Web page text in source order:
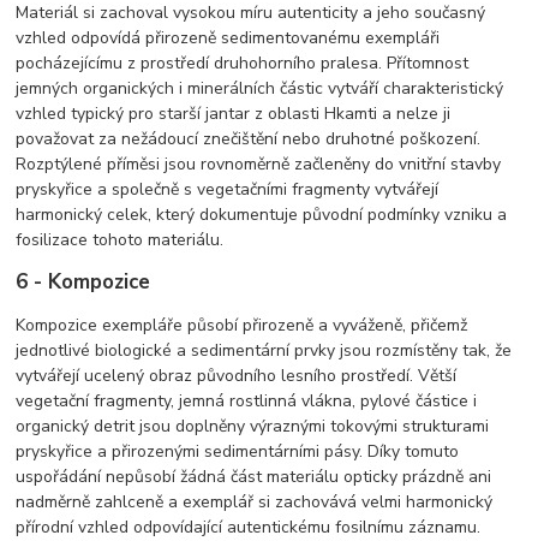
Materiál si zachoval vysokou míru autenticity a jeho současný
vzhled odpovídá přirozeně sedimentovanému exempláři
pocházejícímu z prostředí druhohorního pralesa. Přítomnost
jemných organických i minerálních částic vytváří charakteristický
vzhled typický pro starší jantar z oblasti Hkamti a nelze ji
považovat za nežádoucí znečištění nebo druhotné poškození.
Rozptýlené příměsi jsou rovnoměrně začleněny do vnitřní stavby
pryskyřice a společně s vegetačními fragmenty vytvářejí
harmonický celek, který dokumentuje původní podmínky vzniku a
fosilizace tohoto materiálu.
6 - Kompozice
Kompozice exempláře působí přirozeně a vyváženě, přičemž
jednotlivé biologické a sedimentární prvky jsou rozmístěny tak, že
vytvářejí ucelený obraz původního lesního prostředí. Větší
vegetační fragmenty, jemná rostlinná vlákna, pylové částice i
organický detrit jsou doplněny výraznými tokovými strukturami
pryskyřice a přirozenými sedimentárními pásy. Díky tomuto
uspořádání nepůsobí žádná část materiálu opticky prázdně ani
nadměrně zahlceně a exemplář si zachovává velmi harmonický
přírodní vzhled odpovídající autentickému fosilnímu záznamu.